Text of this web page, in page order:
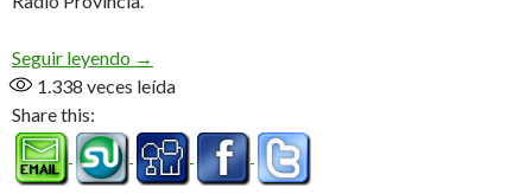
Seguir leyendo Condiciones ideales (Audio)
→
1.338 veces leída
Share this: